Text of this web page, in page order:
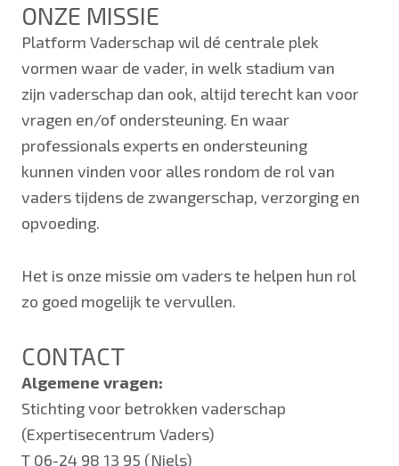
ONZE MISSIE
Platform Vaderschap wil dé centrale plek
vormen waar de vader, in welk stadium van
zijn vaderschap dan ook, altijd terecht kan voor
vragen en/of ondersteuning. En waar
professionals experts en ondersteuning
kunnen vinden voor alles rondom de rol van
vaders tijdens de zwangerschap, verzorging en
opvoeding.
Het is onze missie om vaders te helpen hun rol
zo goed mogelijk te vervullen.
CONTACT
Algemene vragen:
Stichting voor betrokken vaderschap
(Expertisecentrum Vaders)
T 06-24 98 13 95 (Niels)